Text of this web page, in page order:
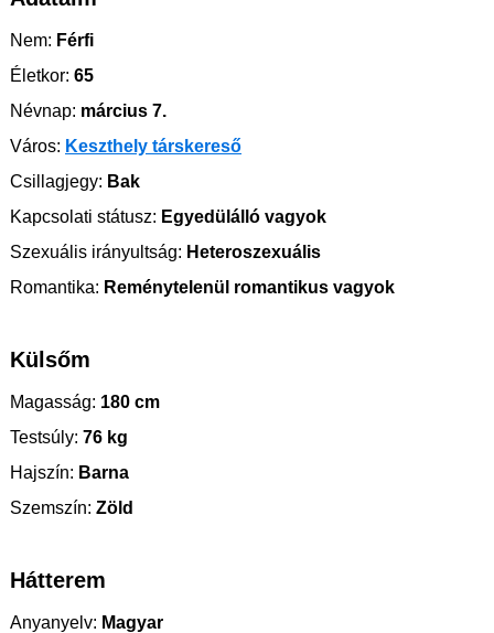
Nem: Férfi
Életkor: 65
Névnap: március 7.
Város: Keszthely társkereső
Csillagjegy: Bak
Kapcsolati státusz: Egyedülálló vagyok
Szexuális irányultság: Heteroszexuális
Romantika: Reménytelenül romantikus vagyok
Külsőm
Magasság: 180 cm
Testsúly: 76 kg
Hajszín: Barna
Szemszín: Zöld
Hátterem
Anyanyelv: Magyar